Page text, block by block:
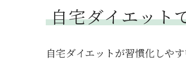
自宅ダイエット
自宅ダイエットが習慣化しや